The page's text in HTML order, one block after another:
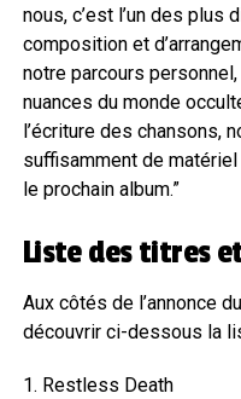
nous, c’est l’un des plus
composition et
notre parcours
nuances du monde
l’écriture des chansons,
suffisamment de
le prochain album.”
Liste des titres
Aux côtés de l’annonce
découvrir ci-dessous la
1. Restless Death